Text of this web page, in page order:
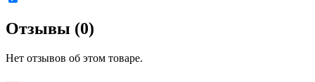
Отзывы (0)
Нет отзывов об этом товаре.